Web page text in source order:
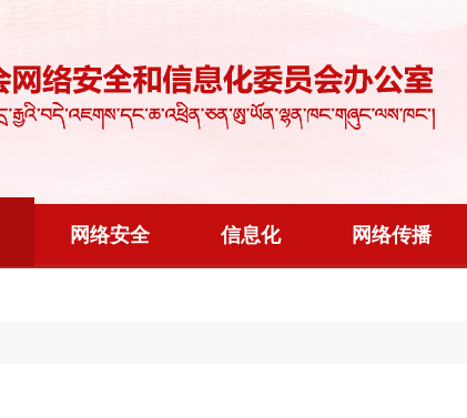
网络安全 信息化 网络传播